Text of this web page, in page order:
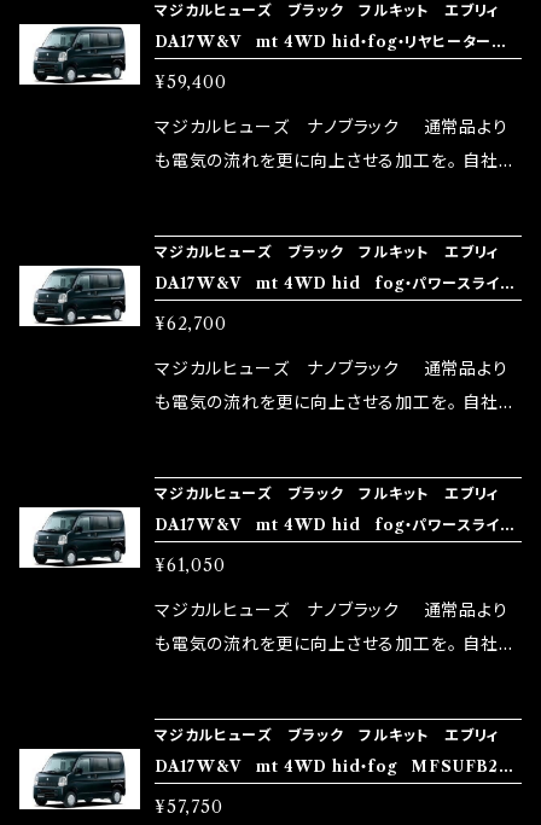
rz）の2店舗の専売品になりますので宜しくお願
い致します。
メ！ レーシングドライバーMAX織戸選手がテス
ターとなり吟味し時間を掛けて検証し、これは
体感出来て面白く、車には必ずプラスになりデメ
リットが無い。と。 コラボ開発製品です。 購入先
はこちらのマジカルヒューズ直販サイトと横浜に
rz）の2店舗の専売品になりますので宜しくお願
い致します。
マジカルヒューズ ブラック フルキット エブリィ
DA17W&V mt 4WD hid・fog・リヤヒーター
MFSUFB243 36個
¥59,400
マジカルヒューズ ナノブラック 通常品より
も電気の流れを更に向上させる加工を。 自社比
メ！ レーシングドライバーMAX織戸選手がテス
ターとなり吟味し時間を掛けて検証し、これは
体感出来て面白く、車には必ずプラスになりデメ
リットが無い。と。 コラボ開発製品です。 購入先
はこちらのマジカルヒューズ直販サイトと横浜に
rz）の2店舗の専売品になりますので宜しくお願
い致します。
マジカルヒューズ ブラック フルキット エブリィ
DA17W&V mt 4WD hid fog・パワースライド
ドア・リアヒーター MFSUFB242 38個
¥62,700
マジカルヒューズ ナノブラック 通常品より
も電気の流れを更に向上させる加工を。 自社比
メ！ レーシングドライバーMAX織戸選手がテス
ターとなり吟味し時間を掛けて検証し、これは
体感出来て面白く、車には必ずプラスになりデメ
リットが無い。と。 コラボ開発製品です。 購入先
はこちらのマジカルヒューズ直販サイトと横浜に
rz）の2店舗の専売品になりますので宜しくお願
い致します。
マジカルヒューズ ブラック フルキット エブリィ
DA17W&V mt 4WD hid fog・パワースライド
ドア MFSUFB241 37個
¥61,050
マジカルヒューズ ナノブラック 通常品より
も電気の流れを更に向上させる加工を。 自社比
メ！ レーシングドライバーMAX織戸選手がテス
ターとなり吟味し時間を掛けて検証し、これは
体感出来て面白く、車には必ずプラスになりデメ
マジカルヒューズ ブラック フルキット エブリィ
DA17W&V mt 4WD hid・fog MFSUFB240
35個
¥57,750